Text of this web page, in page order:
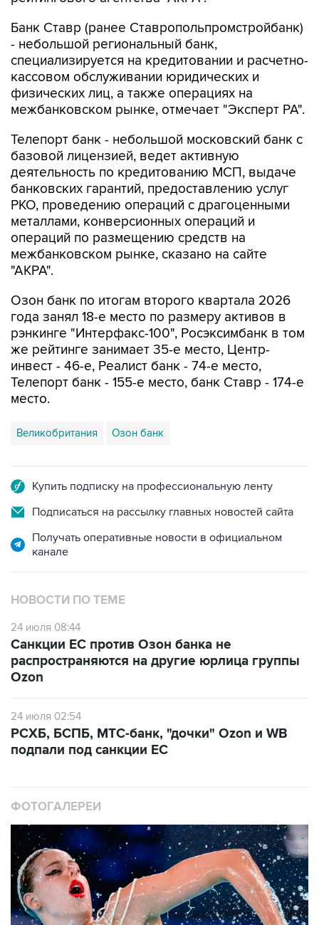
Банк Ставр (ранее Ставропольпромстройбанк)
- небольшой региональный банк,
специализируется на кредитовании и расчетно-
кассовом обслуживании юридических и
физических лиц, а также операциях на
межбанковском рынке, отмечает "Эксперт РА".
Телепорт банк - небольшой московский банк с
базовой лицензией, ведет активную
деятельность по кредитованию МСП, выдаче
банковских гарантий, предоставлению услуг
РКО, проведению операций с драгоценными
металлами, конверсионных операций и
операций по размещению средств на
межбанковском рынке, сказано на сайте
"АКРА".
Озон банк по итогам второго квартала 2026
года занял 18-е место по размеру активов в
рэнкинге "Интерфакс-100", Росэксимбанк в том
же рейтинге занимает 35-е место, Центр-
инвест - 46-е, Реалист банк - 74-е место,
Телепорт банк - 155-е место, банк Ставр - 174-е
место.
Великобритания Озон банк
Купить подписку на профессиональную ленту
Подписаться на рассылку главных новостей сайта
Получать оперативные новости в официальном
канале
НОВОСТИ ПО ТЕМЕ
24 июля 08:44
Санкции ЕС против Озон банка не
распространяются на другие юрлица группы
Ozon
24 июля 02:54
РСХБ, БСПБ, МТС-банк, "дочки" Ozon и WB
подпали под санкции ЕС
ФОТОГАЛЕРЕИ